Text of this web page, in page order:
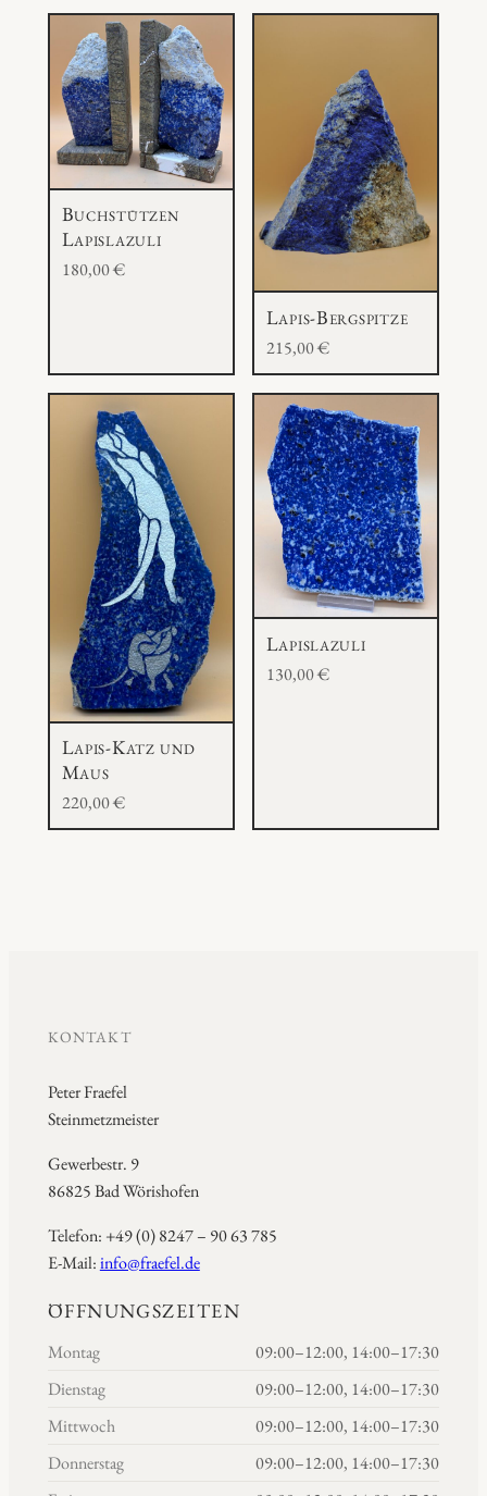
Buchstützen
Lapislazuli
180,00€
Lapis-Bergspitze
215,00€
Lapis-Katz und
Maus
220,00€
Lapislazuli
130,00€
KONTAKT
Peter Fraefel
Steinmetzmeister
Gewerbestr. 9
86825 Bad Wörishofen
Telefon: +49 (0) 8247 – 90 63 785
E-Mail:info@fraefel.de
ÖFFNUNGSZEITEN
Montag
09:00–12:00, 14:00–17:30
Dienstag
09:00–12:00, 14:00–17:30
Mittwoch
09:00–12:00, 14:00–17:30
Donnerstag
09:00–12:00, 14:00–17:30